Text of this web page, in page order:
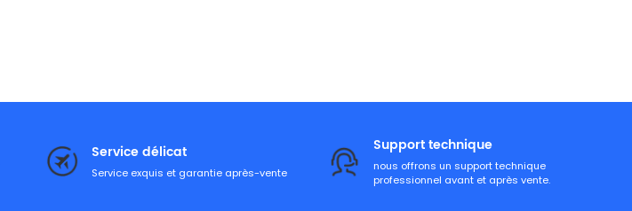
Service délicat
Service exquis et garantie après-vente
Support technique
nous offrons un support technique
professionnel avant et après vente.